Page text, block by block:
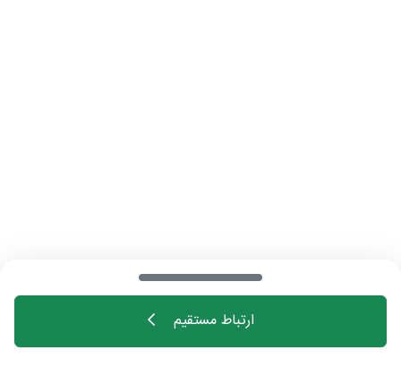
مجله
خانه
اهالی فن
ارتباط مستقیم